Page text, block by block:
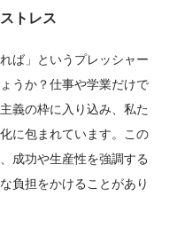
トレス
ば」というプレッシャー
うか？仕事や学業だけで
義の枠に入り込み、私た
に包まれています。この
成功や生産性を強調する
負担をかけることがあり